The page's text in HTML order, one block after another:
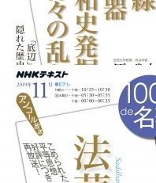
『松本清張スペシャル』
を読みたくなるフレーズ